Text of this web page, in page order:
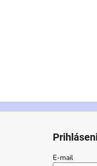
E-mail